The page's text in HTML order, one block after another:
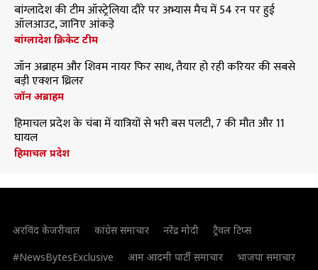
बांग्लादेश की टीम ऑस्ट्रेलिया दौरे पर अभ्यास मैच में 54 रन पर हुई
ऑलआउट, जानिए आंकड़े
बांग्लादेश क्रिकेट टीम
जॉन अब्राहम और शिवम नायर फिर साथ, तैयार हो रही करियर की सबसे
बड़ी एक्शन थ्रिलर
जॉन अब्राहम
हिमाचल प्रदेश के चंबा में यात्रियों से भरी बस पलटी, 7 की मौत और 11
घायल
हिमाचल प्रदेश
अरविंद केजरीवाल कांग्रेस समाचार नरेंद्र मोदी
ट्रैवल टिप्स
#NewsBytesExclusive
आम आदमी पार्टी समाचार
भाजपा समाचार